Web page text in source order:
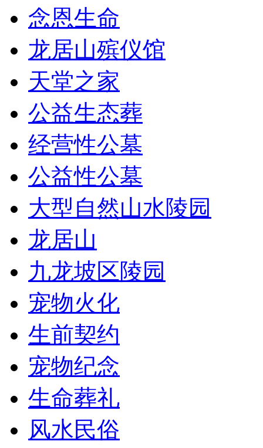
念恩生命
龙居山殡仪馆
天堂之家
公益生态葬
经营性公墓
公益性公墓
大型自然山水陵园
龙居山
九龙坡区陵园
宠物火化
生前契约
宠物纪念
生命葬礼
风水民俗